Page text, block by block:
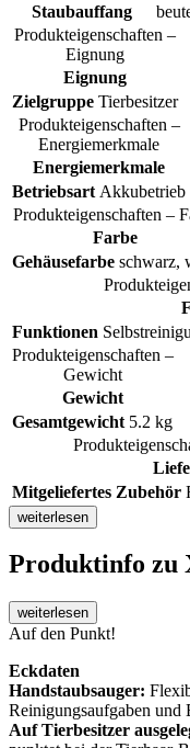
Staubauffang
Produkteigenschaften –
Eignung
Eignung
Zielgruppe Tierbesitzer
Produkteigenschaften –
Energiemerkmale
Energiemerkmale
Betriebsart Akkubetrieb
Produkteigenschaften –
Farbe
Gehäusefarbe schwarz,
Funktionen
Produkteigenschaften –
Gewicht
Gewicht
Gesamtgewicht 5.2 kg
Mitgeliefertes Zubehör
weiterlesen
Produktinfo zu
weiterlesen
Auf den Punkt!
Eckdaten
Handstaubsauger:
Reinigungsaufgaben und
Auf Tierbesitzer